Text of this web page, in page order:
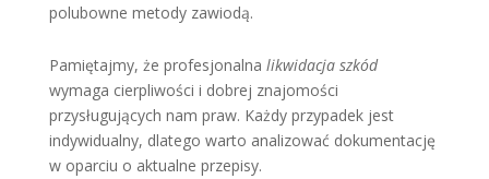
polubowne metody zawiodą.
Pamiętajmy, że profesjonalna likwidacja szkód
wymaga cierpliwości i dobrej znajomości
przysługujących nam praw. Każdy przypadek jest
indywidualny, dlatego warto analizować dokumentację
w oparciu o aktualne przepisy.